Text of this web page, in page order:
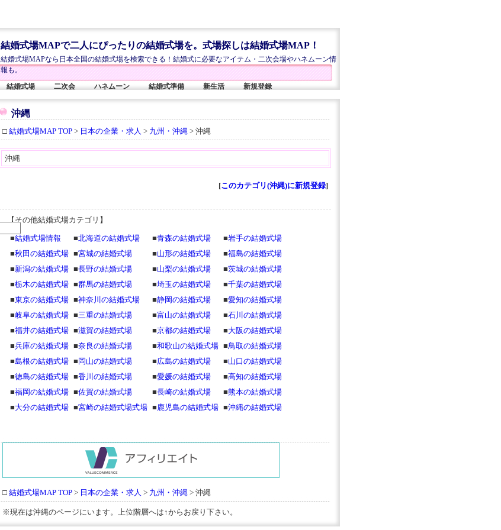
結婚式場MAPで二人にぴったりの結婚式場を。式場探しは結婚式場MAP！
結婚式場MAPなら日本全国の結婚式場を検索できる！結婚式に必要なアイテム・二次会場やハネムーン情
報も。
結婚式場
二次会 ハネムーン 結婚式準備 新生活 新規登録
沖縄
□ 結婚式場MAP TOP > 日本の企業・求人 > 九州・沖縄 > 沖縄
沖縄
[このカテゴリ(沖縄)に新規登録]
【その他結婚式場カテゴリ】
■結婚式場情報 ■北海道の結婚式場 ■青森の結婚式場 ■岩手の結婚式場
■秋田の結婚式場 ■宮城の結婚式場 ■山形の結婚式場 ■福島の結婚式場
■新潟の結婚式場 ■長野の結婚式場 ■山梨の結婚式場 ■茨城の結婚式場
■栃木の結婚式場 ■群馬の結婚式場 ■埼玉の結婚式場 ■千葉の結婚式場
■東京の結婚式場 ■神奈川の結婚式場 ■静岡の結婚式場 ■愛知の結婚式場
■岐阜の結婚式場 ■三重の結婚式場 ■富山の結婚式場 ■石川の結婚式場
■福井の結婚式場 ■滋賀の結婚式場 ■京都の結婚式場 ■大阪の結婚式場
■兵庫の結婚式場 ■奈良の結婚式場 ■和歌山の結婚式場 ■鳥取の結婚式場
■島根の結婚式場 ■ 岡山の結婚式場 ■広島の結婚式場 ■山口の結婚式場
■徳島の結婚式場 ■香川の結婚式場 ■愛媛の結婚式場 ■高知の結婚式場
■福岡の結婚式場 ■佐賀の結婚式場 ■長崎の結婚式場 ■熊本の結婚式場
■大分の結婚式場 ■宮崎の結婚式場式場 ■鹿児島の結婚式場 ■沖縄の結婚式場
□ 結婚式場MAP TOP > 日本の企業・求人 > 九州・沖縄 > 沖縄
※現在は沖縄のページにいます。上位階層へは↑からお戻り下さい。